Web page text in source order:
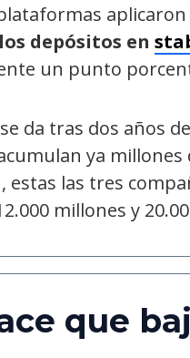
depósitos en
un punto
da tras dos años de
ya
estas las tres
millones y
que